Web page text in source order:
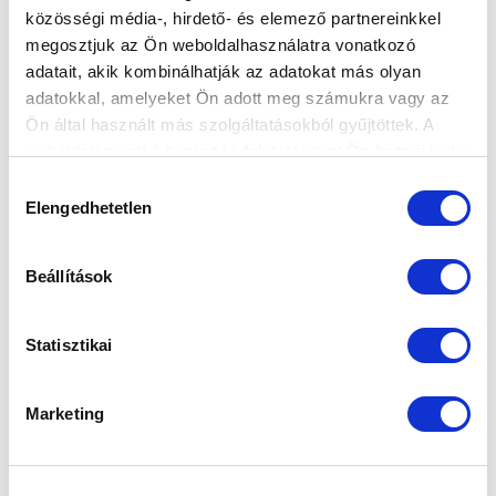
közösségi média-, hirdető- és elemező partnereinkkel
megosztjuk az Ön weboldalhasználatra vonatkozó
adatait, akik kombinálhatják az adatokat más olyan
adatokkal, amelyeket Ön adott meg számukra vagy az
Ön által használt más szolgáltatásokból gyűjtöttek. A
kiválasztása
Elengedhetetlen
Beállítások
Statisztikai
Marketing
VELÜNK AKART JÁTSZANI” - ÉRTÉKELÉS
2019-01-14 16:31:50
Ahogy arról beszámoltunk, a Trabzonspor legyőzése
után csapatunk néhány napra hazatért Törökországból,
viszont szerdától...